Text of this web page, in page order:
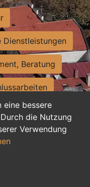
eine bessere
die Nutzung
Verwendung
Dienstleistungen
Beratung